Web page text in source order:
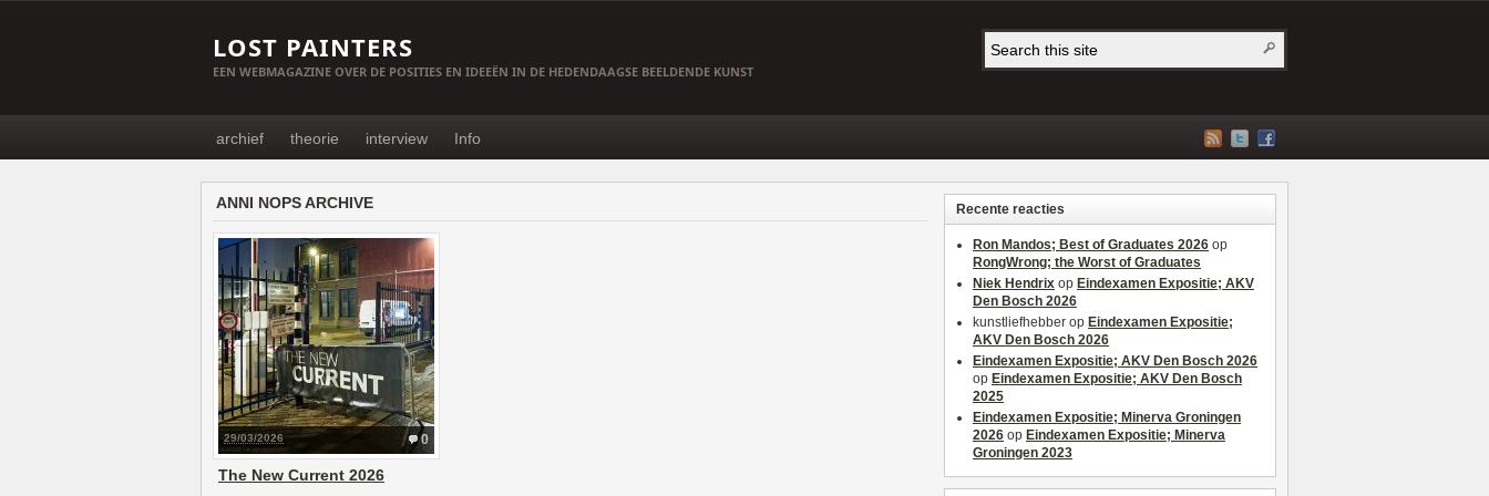
LOST PAINTERS
EEN WEBMAGAZINE OVER DE POSITIES EN IDEEËN IN DE HEDENDAAGSE BEELDENDE KUNST
archief theorie interview Info
ANNI NOPS ARCHIVE
0
29/03/2026
The New Current 2026
Recente reacties
Ron Mandos; Best of Graduates 2026 op
RongWrong; the Worst of Graduates
Niek Hendrix op Eindexamen Expositie; AKV
Den Bosch 2026
kunstliefhebber op Eindexamen Expositie;
AKV Den Bosch 2026
Eindexamen Expositie; AKV Den Bosch 2026
op Eindexamen Expositie; AKV Den Bosch
2025
Eindexamen Expositie; Minerva Groningen
2026 op Eindexamen Expositie; Minerva
Groningen 2023